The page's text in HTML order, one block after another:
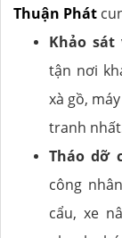
Thuận Phát
Khảo sát
tận nơi
xà gồ,
tranh
Tháo dỡ
công
cẩu, xe